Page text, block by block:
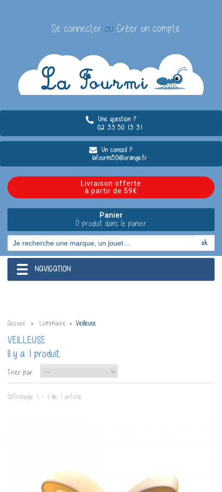
Se connecter ou Créer un compte
Une question ?
02 33 50 13 31
Un conseil ?
lafourmi50@orange.fr
Livraison offerte
à partir de 59€
Panier
0 produit dans le panier
navigation
NAVIGATION
Accueil Luminaire Veilleuse
VEILLEUSE
Il y a 1 produit.
Trier par
Affichage 1 - 1 de 1 article